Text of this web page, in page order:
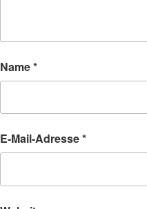
Name*
E-Mail-Adresse*